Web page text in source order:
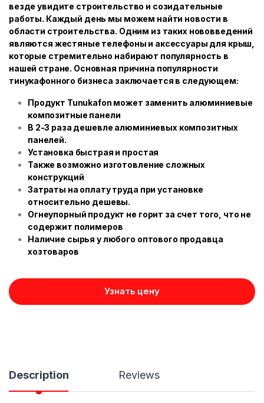
везде увидите строительство и созидательные
работы. Каждый день мы можем найти новости в
области строительства. Одним из таких нововведений
являются жестяные телефоны и аксессуары для крыш,
которые стремительно набирают популярность в
нашей стране. Основная причина популярности
тинукафонного бизнеса заключается в следующем:
Продукт Tunukafon может заменить алюминиевые
композитные панели
В 2-3 раза дешевле алюминиевых композитных
панелей.
Установка быстрая и простая
Также возможно изготовление сложных
конструкций
Затраты на оплату труда при установке
относительно дешевы.
Огнеупорный продукт не горит за счет того, что не
содержит полимеров
Наличие сырья у любого оптового продавца
хозтоваров
Узнать цену
Description Reviews